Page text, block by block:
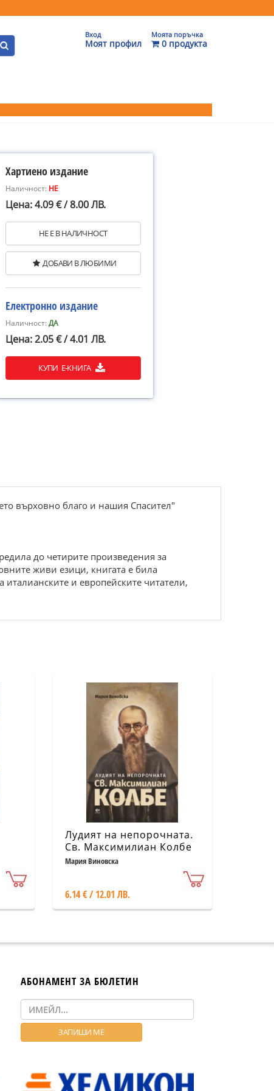
Вход
Моят профил
Моята поръчка
0 продукта
Хартиено издание
Наличност: НЕ
Цена: 4.09 € / 8.00 ЛВ.
НЕ Е В НАЛИЧНОСТ
ДОБАВИ В ЛЮБИМИ
Електронно издание
Наличност:ДА
Цена: 2.05 € / 4.01 ЛВ.
КУПИ Е-КНИГА
върховно благо и нашия Спасител"
до четирите произведения за
живи езици, книгата е била
италианските и европейските читатели,
Лудият на непорочната.
Св. Максимилиан Колбе
Мария Виновска
6.14 € / 12.01 ЛВ.
АБОНАМЕНТ ЗА БЮЛЕТИН